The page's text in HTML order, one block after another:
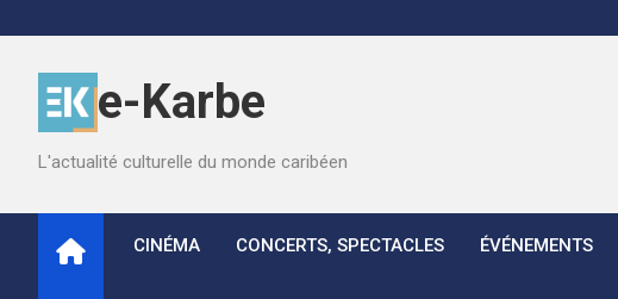
to
content
e-Karbe
L'actualité culturelle du monde caribéen
CINÉMA CONCERTS, SPECTACLES ÉVÉNEMENTS